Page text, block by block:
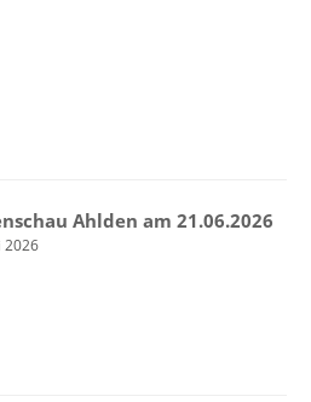
Ahlden am 21.06.2026
2026